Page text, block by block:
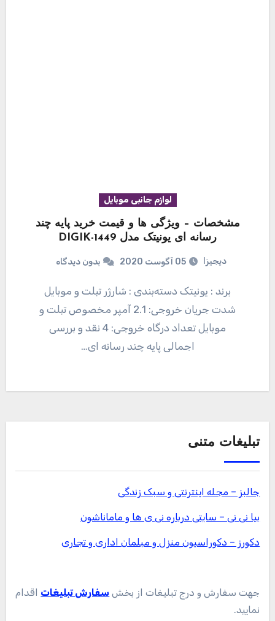
لوازم جانبی موبایل
مشخصات – ویژگی ها و قیمت خرید پایه چند
رسانه ای یونیتک مدل 1449-DIGIK
دیجیزا 05 آگوست 2020 بدون دیدگاه
برند : یونیتک دسته‌بندی : شارژر تبلت و موبایل
شدت جریان خروجی: 2.1 آمپر مخصوص تبلت و
موبایل تعداد درگاه خروجی: 4 نقد و بررسی
اجمالی پایه چند رسانه ای…
تبلیغات متنی
جالبز – مجله اینترنتی و سبک زندگی
بیا نی نی – سایتی درباره نی ی ها و ماماناشون
دکورز – دکوراسیون منزل و مبلمان اداری و تجاری
جهت سفارش و درج تبلیغات از بخش سفارش تبلیغات اقدام
نمایید.